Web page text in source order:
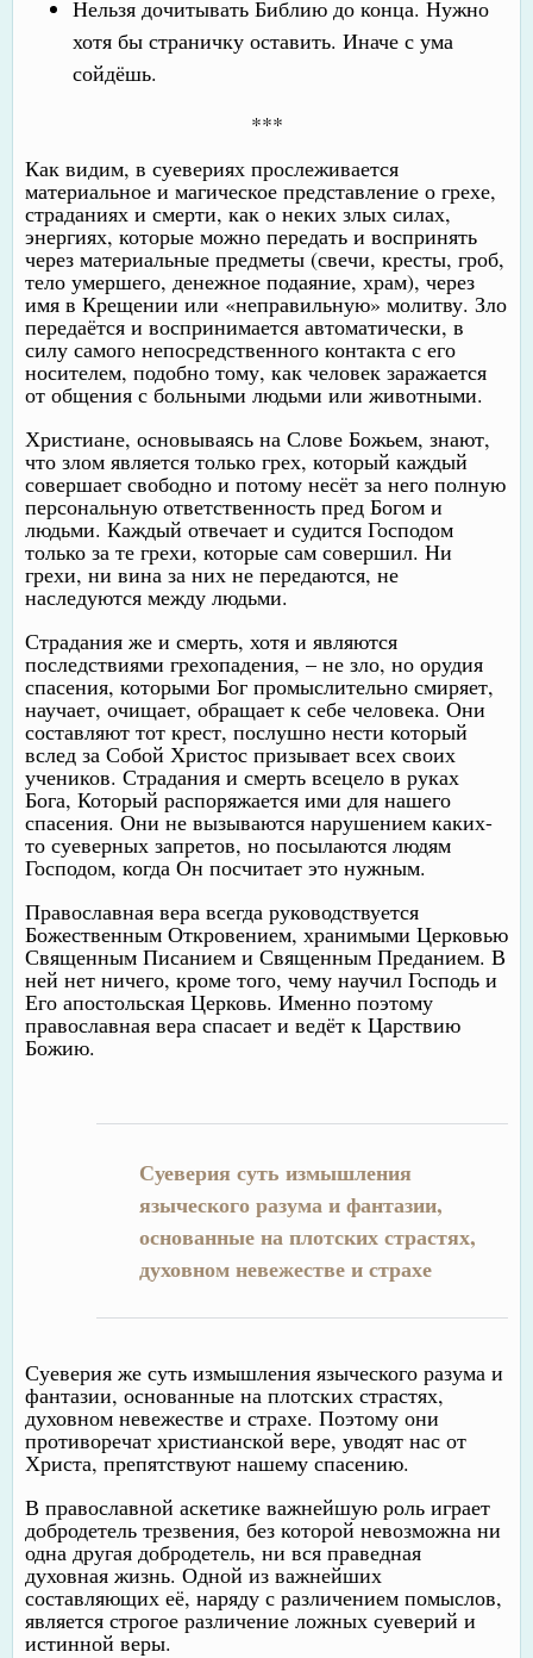
Нельзя дочитывать Библию до конца. Нужно
хотя бы страничку оставить. Иначе с ума
сойдёшь.
***
Как видим, в суевериях прослеживается
материальное и магическое представление о грехе,
страданиях и смерти, как о неких злых силах,
энергиях, которые можно передать и воспринять
через материальные предметы (свечи, кресты, гроб,
тело умершего, денежное подаяние, храм), через
имя в Крещении или «неправильную» молитву. Зло
передаётся и воспринимается автоматически, в
силу самого непосредственного контакта с его
носителем, подобно тому, как человек заражается
от общения с больными людьми или животными.
Христиане, основываясь на Слове Божьем, знают,
что злом является только грех, который каждый
совершает свободно и потому несёт за него полную
персональную ответственность пред Богом и
людьми. Каждый отвечает и судится Господом
только за те грехи, которые сам совершил. Ни
грехи, ни вина за них не передаются, не
наследуются между людьми.
Страдания же и смерть, хотя и являются
последствиями грехопадения, – не зло, но орудия
спасения, которыми Бог промыслительно смиряет,
научает, очищает, обращает к себе человека. Они
составляют тот крест, послушно нести который
вслед за Собой Христос призывает всех своих
учеников. Страдания и смерть всецело в руках
Бога, Который распоряжается ими для нашего
спасения. Они не вызываются нарушением каких-
то суеверных запретов, но посылаются людям
Господом, когда Он посчитает это нужным.
Православная вера всегда руководствуется
Божественным Откровением, хранимыми Церковью
Священным Писанием и Священным Преданием. В
ней нет ничего, кроме того, чему научил Господь и
Его апостольская Церковь. Именно поэтому
православная вера спасает и ведёт к Царствию
Божию.
Суеверия суть измышления
языческого разума и фантазии,
основанные на плотских страстях,
духовном невежестве и страхе
Суеверия же суть измышления языческого разума и
фантазии, основанные на плотских страстях,
духовном невежестве и страхе. Поэтому они
противоречат христианской вере, уводят нас от
Христа, препятствуют нашему спасению.
В православной аскетике важнейшую роль играет
добродетель трезвения, без которой невозможна ни
одна другая добродетель, ни вся праведная
духовная жизнь. Одной из важнейших
составляющих её, наряду с различением помыслов,
является строгое различение ложных суеверий и
истинной веры.